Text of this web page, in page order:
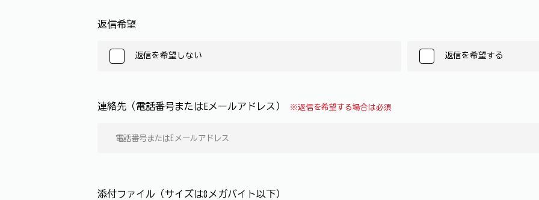
返信希望
返信を希望しない 返信を希望する
連絡先（電話番号またはEメールアドレス） ※返信を希望する場合は必須
添付ファイル（サイズは8メガバイト以下）